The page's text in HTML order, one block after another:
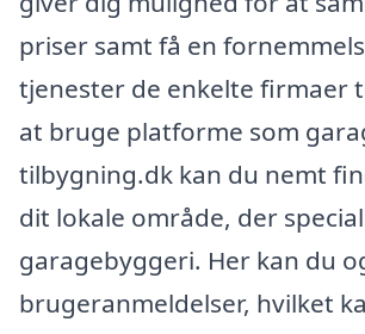
priser samt få en
tjenester de enkelte firmaer
at bruge platforme som
tilbygning.dk kan du nemt
dit lokale område, der
garagebyggeri. Her kan du
brugeranmeldelser, hvilket